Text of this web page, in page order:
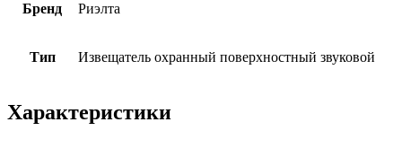
Бренд Риэлта
Тип Извещатель охранный поверхностный звуковой
Характеристики